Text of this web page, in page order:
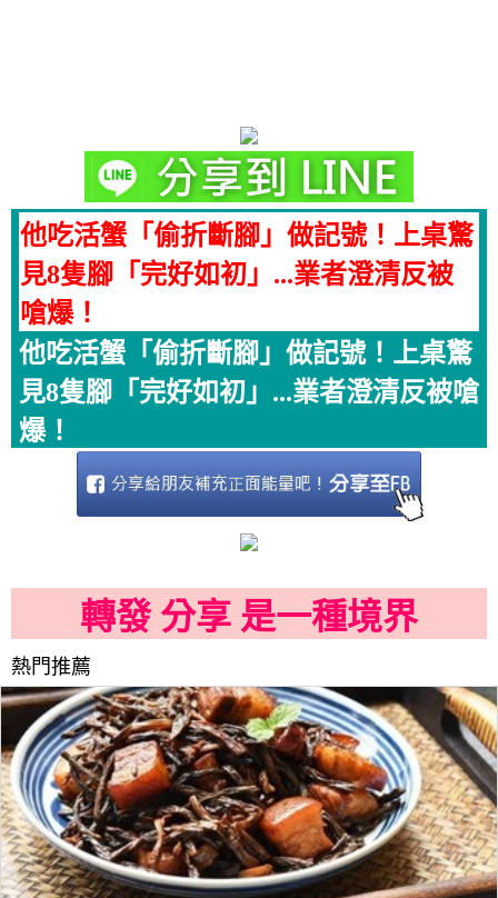
他吃活蟹「偷折斷腳」做記號！上桌驚
見8隻腳「完好如初」...業者澄清反被
嗆爆！
他吃活蟹「偷折斷腳」做記號！上桌驚
見8隻腳「完好如初」...業者澄清反被嗆
爆！
轉發 分享 是一種境界
熱門推薦